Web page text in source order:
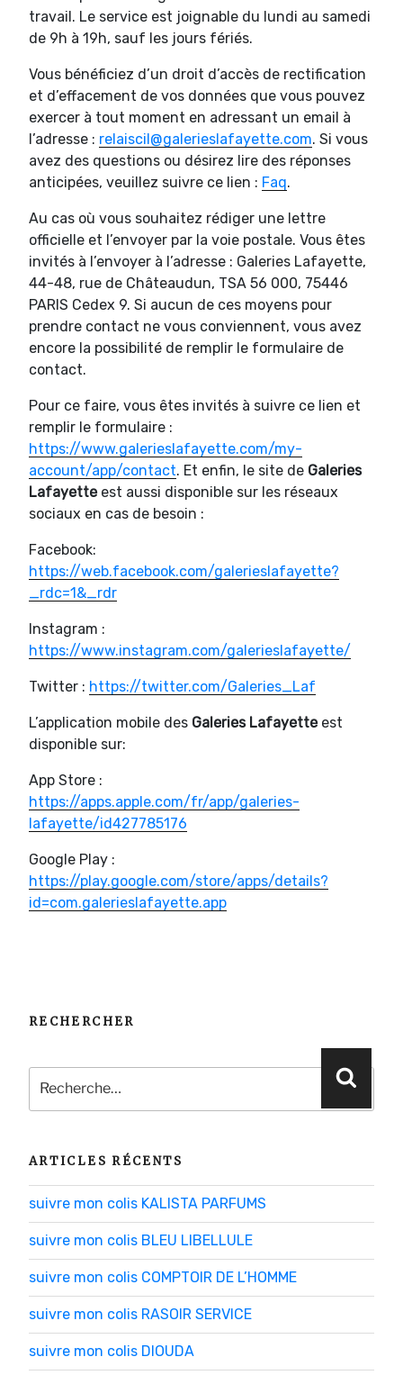
travail. Le service est joignable du lundi au samedi
de 9h à 19h, sauf les jours fériés.
Vous bénéficiez d’un droit d’accès de rectification
et d’effacement de vos données que vous pouvez
exercer à tout moment en adressant un email à
l’adresse : relaiscil@galerieslafayette.com. Si vous
avez des questions ou désirez lire des réponses
anticipées, veuillez suivre ce lien : Faq.
Au cas où vous souhaitez rédiger une lettre
officielle et l’envoyer par la voie postale. Vous êtes
invités à l’envoyer à l’adresse : Galeries Lafayette,
44-48, rue de Châteaudun, TSA 56 000, 75446
PARIS Cedex 9. Si aucun de ces moyens pour
prendre contact ne vous conviennent, vous avez
encore la possibilité de remplir le formulaire de
contact.
Pour ce faire, vous êtes invités à suivre ce lien et
remplir le formulaire :
https://www.galerieslafayette.com/my-
account/app/contact. Et enfin, le site de Galeries
Lafayette est aussi disponible sur les réseaux
sociaux en cas de besoin :
Facebook:
https://web.facebook.com/galerieslafayette?
_rdc=1&_rdr
Instagram :
https://www.instagram.com/galerieslafayette/
Twitter : https://twitter.com/Galeries_Laf
L’application mobile des Galeries Lafayette est
disponible sur:
App Store :
https://apps.apple.com/fr/app/galeries-
lafayette/id427785176
Google Play :
https://play.google.com/store/apps/details?
id=com.galerieslafayette.app
RECHERCHER
Recherche
pour
:
ARTICLES RÉCENTS
suivre mon colis KALISTA PARFUMS
suivre mon colis BLEU LIBELLULE
suivre mon colis COMPTOIR DE L’HOMME
suivre mon colis RASOIR SERVICE
suivre mon colis DIOUDA